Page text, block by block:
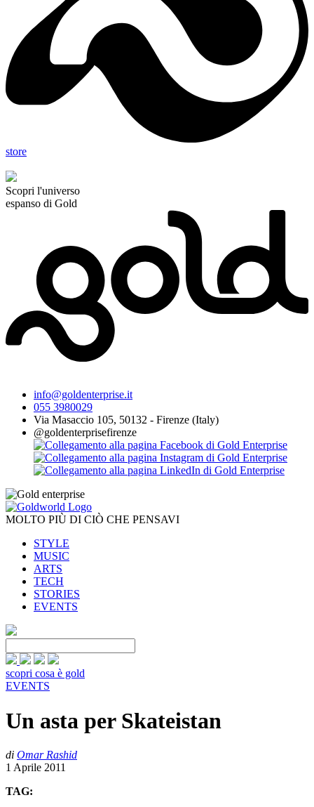
store
Scopri l'universo
espanso di Gold
info@goldenterprise.it
055 3980029
Via Masaccio 105, 50132 - Firenze (Italy)
@goldenterprisefirenze
MOLTO PIÙ DI CIÒ CHE PENSAVI
STYLE
MUSIC
ARTS
TECH
STORIES
EVENTS
scopri cosa è gold
EVENTS
Un asta per Skateistan
di Omar Rashid
1 Aprile 2011
TAG: